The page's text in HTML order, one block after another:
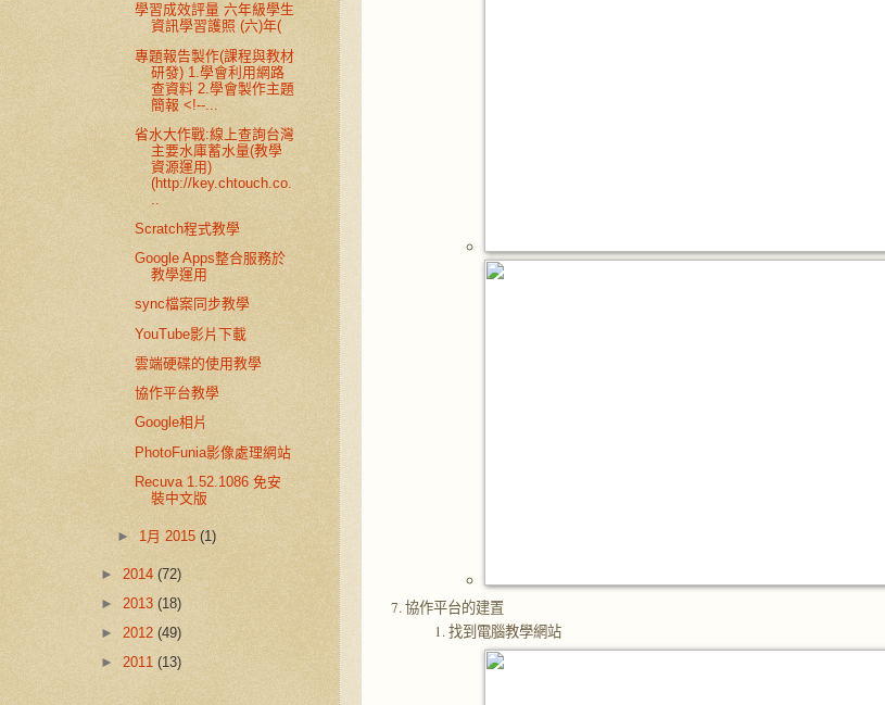
協作平台的建置
找到電腦教學網站
學習成效評量 六年級學生
資訊學習護照 (六)年(
專題報告製作(課程與教材
研發) 1.學會利用網路
查資料 2.學會製作主題
簡報 <!--...
省水大作戰:線上查詢台灣
主要水庫蓄水量(教學
資源運用)
(http://key.chtouch.co.
Scratch程式教學
Google Apps整合服務於
教學運用
sync檔案同步教學
YouTube影片下載
雲端硬碟的使用教學
協作平台教學
Google相片
PhotoFunia影像處理網站
Recuva 1.52.1086 免安
裝中文版
► 1月 2015(1)
► 2014 (72)
► 2013 (18)
► 2012 (49)
► 2011 (13)